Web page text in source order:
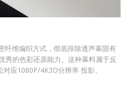
纤维编织方式，彻底排除透声幕固有
秀的色彩还原能力。这种幕料属于反
应1080P/4K3D分辨率 投影。